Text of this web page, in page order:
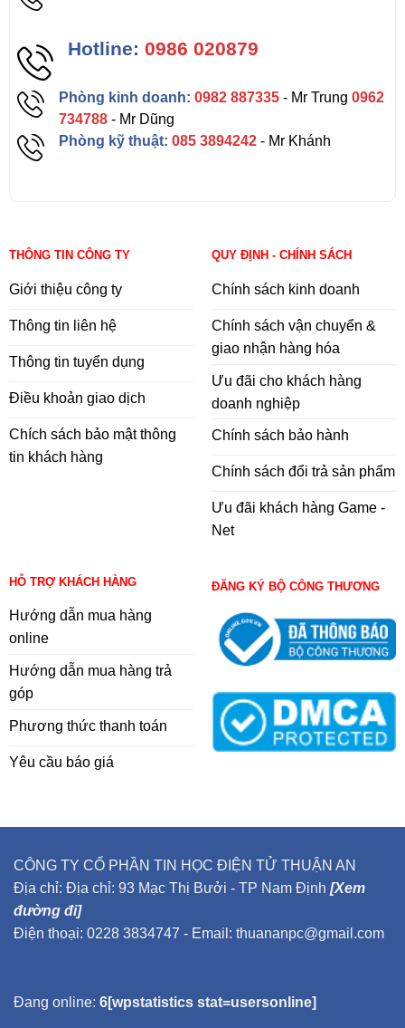
Hotline: 0986 020879
Phòng kinh doanh: 0982 887335 - Mr Trung0962
734788 - Mr Dũng
Phòng kỹ thuật:085 3894242 - Mr Khánh
THÔNG TIN CÔNG TY
Giới thiệu công ty
Thông tin liên hệ
Thông tin tuyển dụng
Điều khoản giao dịch
Chích sách bảo mật thông
tin khách hàng
QUY ĐỊNH - CHÍNH SÁCH
Chính sách kinh doanh
Chính sách vận chuyển &
giao nhận hàng hóa
Ưu đãi cho khách hàng
doanh nghiệp
Chính sách bảo hành
Chính sách đổi trả sản phẩm
Ưu đãi khách hàng Game -
Net
HỖ TRỢ KHÁCH HÀNG
Hướng dẫn mua hàng
online
Hướng dẫn mua hàng trả
góp
Phương thức thanh toán
Yêu cầu báo giá
ĐĂNG KÝ BỘ CÔNG THƯƠNG
CÔNG TY CỔ PHẦN TIN HỌC ĐIỆN TỬ THUẬN AN
Địa chỉ: Địa chỉ: 93 Mạc Thị Bưởi - TP Nam Định [Xem
đường đi]
Điện thoại: 0228 3834747 - Email: thuananpc@gmail.com
Đang online: 6[wpstatistics stat=usersonline]